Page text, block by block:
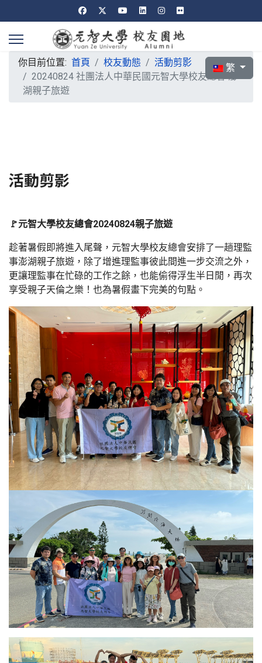
選擇你的語言
繁
你目前位置: 首頁 校友動態
活動剪影
20240824 社團法人中華民國元智大學校友總會 澎
湖親子旅遊
活動剪影
🚩元智大學校友總會20240824親子旅遊
趁著暑假即將進入尾聲，元智大學校友總會安排了一趟理監
事澎湖親子旅遊，除了增進理監事彼此間進一步交流之外，
更讓理監事在忙碌的工作之餘，也能偷得浮生半日閒，再次
享受親子天倫之樂！也為暑假畫下完美的句點。